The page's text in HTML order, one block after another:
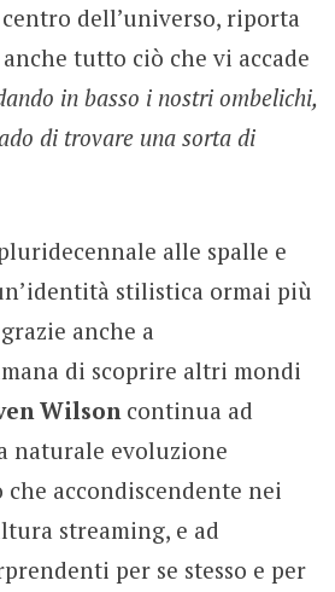
dell’universo, riporta
tutto ciò che vi accade
in basso i nostri ombelichi,
di trovare una sorta di
alle spalle e
stilistica ormai più
anche a
di scoprire altri mondi
Wilsoncontinua ad
naturale evoluzione
accondiscendente nei
streaming, e ad
per se stesso e per